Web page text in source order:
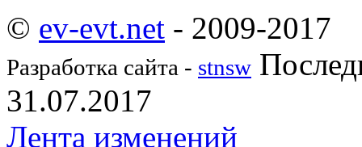
© ev-evt.net - 2009-2017
Разработка сайта - stnsw
31.07.2017
Лента изменений